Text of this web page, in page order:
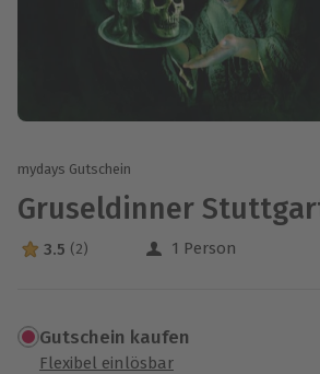
mydays Gutschein
Gruseldinner
3.5 Sterne von 5 aus 2 Bewertungen
3.5 (2) 1 Person
Gutschein kaufen
Flexibel einlösbar